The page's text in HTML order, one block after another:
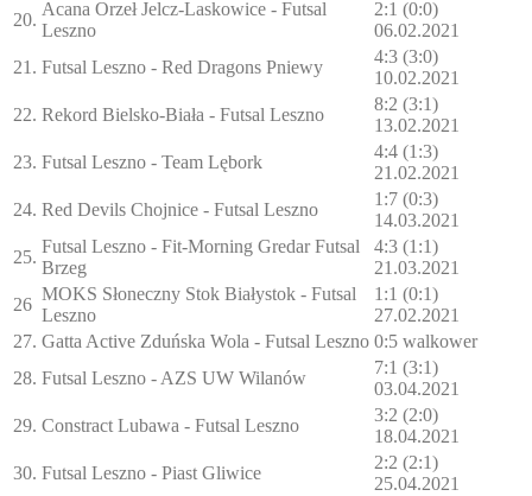
20.
Acana Orzeł Jelcz-Laskowice - Futsal
Leszno
2:1 (0:0)
06.02.2021
21. Futsal Leszno - Red Dragons Pniewy
4:3 (3:0)
10.02.2021
22. Rekord Bielsko-Biała - Futsal Leszno
8:2 (3:1)
13.02.2021
23. Futsal Leszno - Team Lębork
4:4 (1:3)
21.02.2021
24. Red Devils Chojnice - Futsal Leszno
1:7 (0:3)
14.03.2021
25.
Futsal Leszno - Fit-Morning Gredar Futsal
Brzeg
4:3 (1:1)
21.03.2021
26
MOKS Słoneczny Stok Białystok - Futsal
Leszno
1:1 (0:1)
27.02.2021
27. Gatta Active Zduńska Wola - Futsal Leszno 0:5 walkower
28. Futsal Leszno - AZS UW Wilanów
7:1 (3:1)
03.04.2021
29. Constract Lubawa - Futsal Leszno
3:2 (2:0)
18.04.2021
30. Futsal Leszno - Piast Gliwice
2:2 (2:1)
25.04.2021